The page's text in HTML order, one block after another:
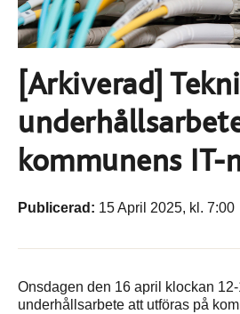
[Arkiverad]
kommunens IT-
Publicerad: 15 April 2025, kl. 7:00
Onsdagen den 16 april klockan
underhållsarbete att utföras på